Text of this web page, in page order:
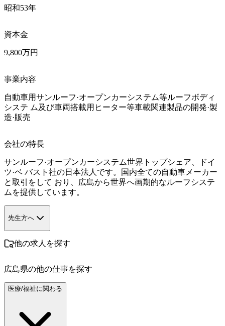
昭和53年
資本金
9,800万円
事業内容
自動車用サンルーフ·オープンカーシステム等ルーフボディ
システ ム及び車両搭載用ヒーター等車載関連製品の開発·製
造·販売
会社の特長
サンルーフ·オープンカーシステム世界トップシェア、ドイ
ツ·ベ バスト社の日本法人です。国内全ての自動車メーカー
と取引をして おり、広島から世界へ画期的なルーフシステ
ムを提供しています。
先生方へ
他の求人を探す
広島県の他の仕事を探す
医療/福祉に関わる